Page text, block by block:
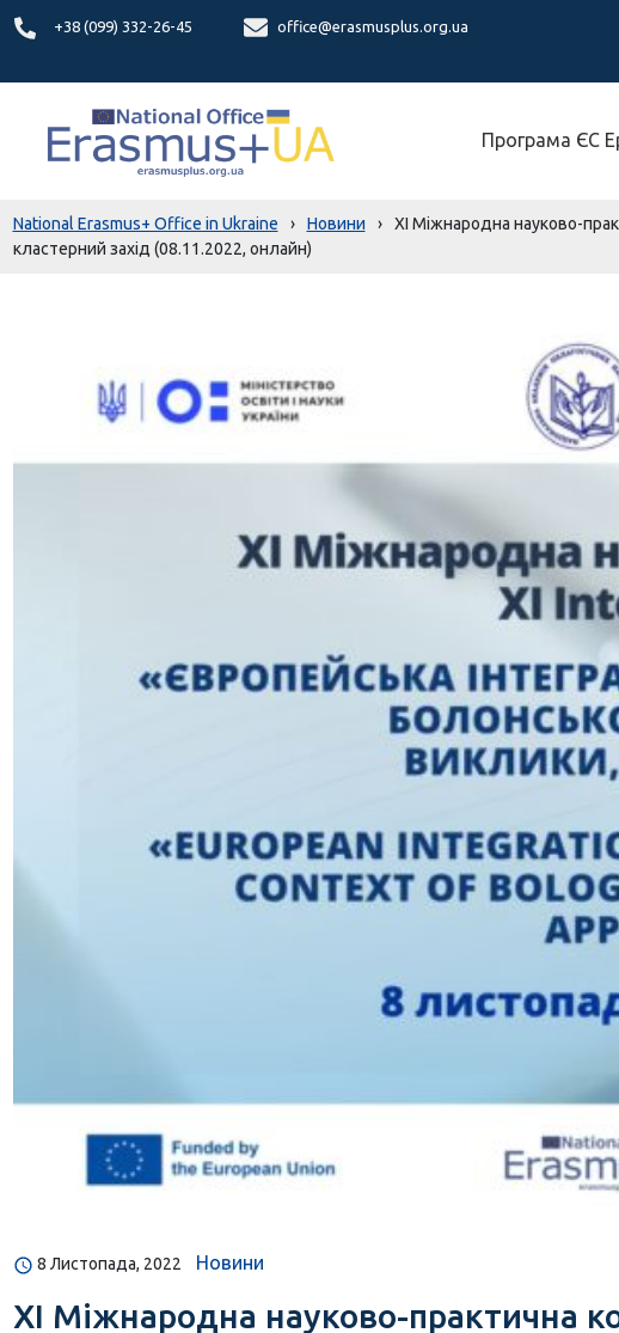
+38 (099) 332-26-45
office@erasmusplus.org.ua
Програма ЄС
National Erasmus+ Office in Ukraine › Новини ›
XІ Міжнародна науково-
кластерний захід (08.11.2022, онлайн)
8 Листопада, 2022 Новини
XІ Міжнародна науково-